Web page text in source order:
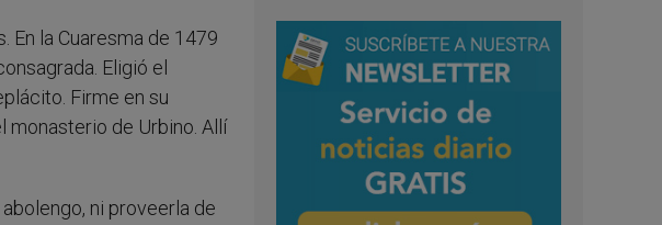
En la Cuaresma de 1479
Eligió el
Firme en su
monasterio de Urbino. Allí
ni proveerla de